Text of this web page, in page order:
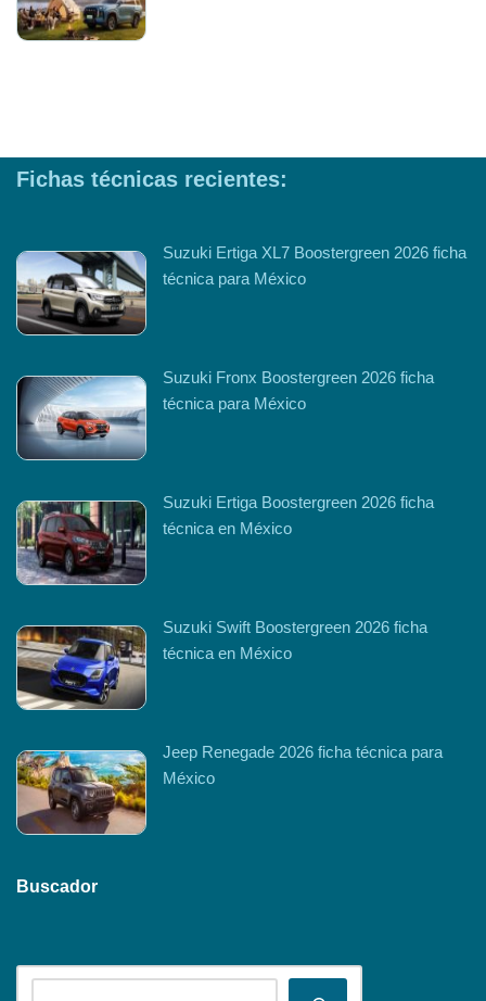
Fichas técnicas recientes:
Suzuki Ertiga XL7 Boostergreen 2026 ficha
técnica para México
Suzuki Fronx Boostergreen 2026 ficha
técnica para México
Suzuki Ertiga Boostergreen 2026 ficha
técnica en México
Suzuki Swift Boostergreen 2026 ficha
técnica en México
Jeep Renegade 2026 ficha técnica para
México
Buscador